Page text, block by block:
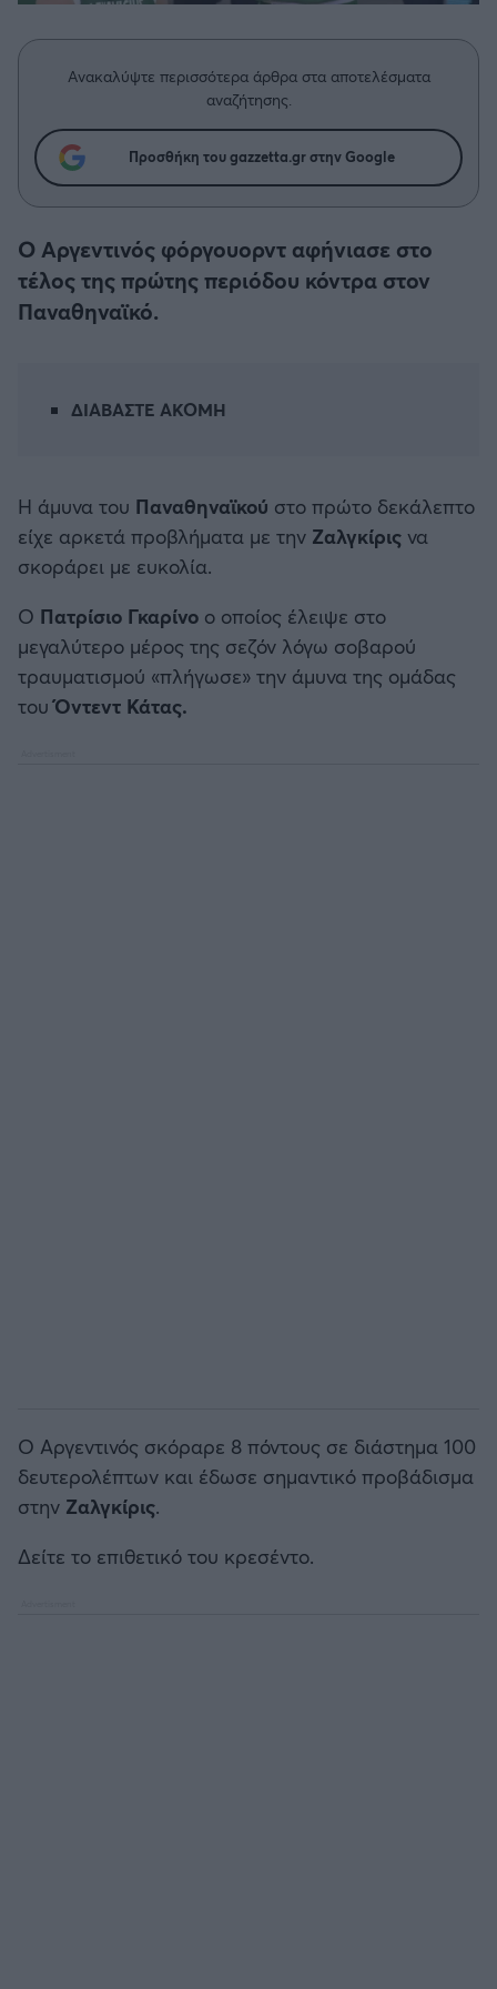
Δημήτρης Τσορμπατζόγλου
Λεβαδειακός
ΟΦΗ
Βόλος
Ατρόμητος Αθηνών
Καλαμάτα
Ηρακλής
Μπαρτσελόνα
Ρεάλ Μαδρίτης
Μεγάλη μου Αγάπη
Μια Ιστορία από την Πόλη
Ανακαλύψτε περισσότερα άρθρα στα αποτελέσματα
αναζήτησης.
Προσθήκη του gazzetta.gr στην Google
Ο Αργεντινός φόργουορντ αφήνιασε στο
τέλος της πρώτης περιόδου κόντρα στον
Παναθηναϊκό.
ΔΙΑΒΑΣΤΕ ΑΚΟΜΗ
Η άμυνα του Παναθηναϊκού στο πρώτο δεκάλεπτο
είχε αρκετά προβλήματα με την Ζαλγκίρις να
σκοράρει με ευκολία.
Ο Πατρίσιο Γκαρίνο ο οποίος έλειψε στο
μεγαλύτερο μέρος της σεζόν λόγω σοβαρού
τραυματισμού «πλήγωσε» την άμυνα της ομάδας
τουΌντεντ Κάτας.
Ο Αργεντινός σκόραρε 8 πόντους σε διάστημα 100
δευτερολέπτων και έδωσε σημαντικό προβάδισμα
στην Ζαλγκίρις.
Δείτε το επιθετικό του κρεσέντο.